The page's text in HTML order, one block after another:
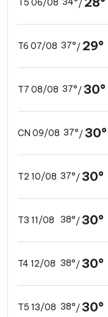
T5 06/08 /
T6 07/08 37°/ 29°
T7 08/08 37°/30°
CN 09/08 37°/30°
T2 10/08 37°/30°
T3 11/08 38°/30°
T4 12/08 38°/30°
T5 13/08 38°/30°